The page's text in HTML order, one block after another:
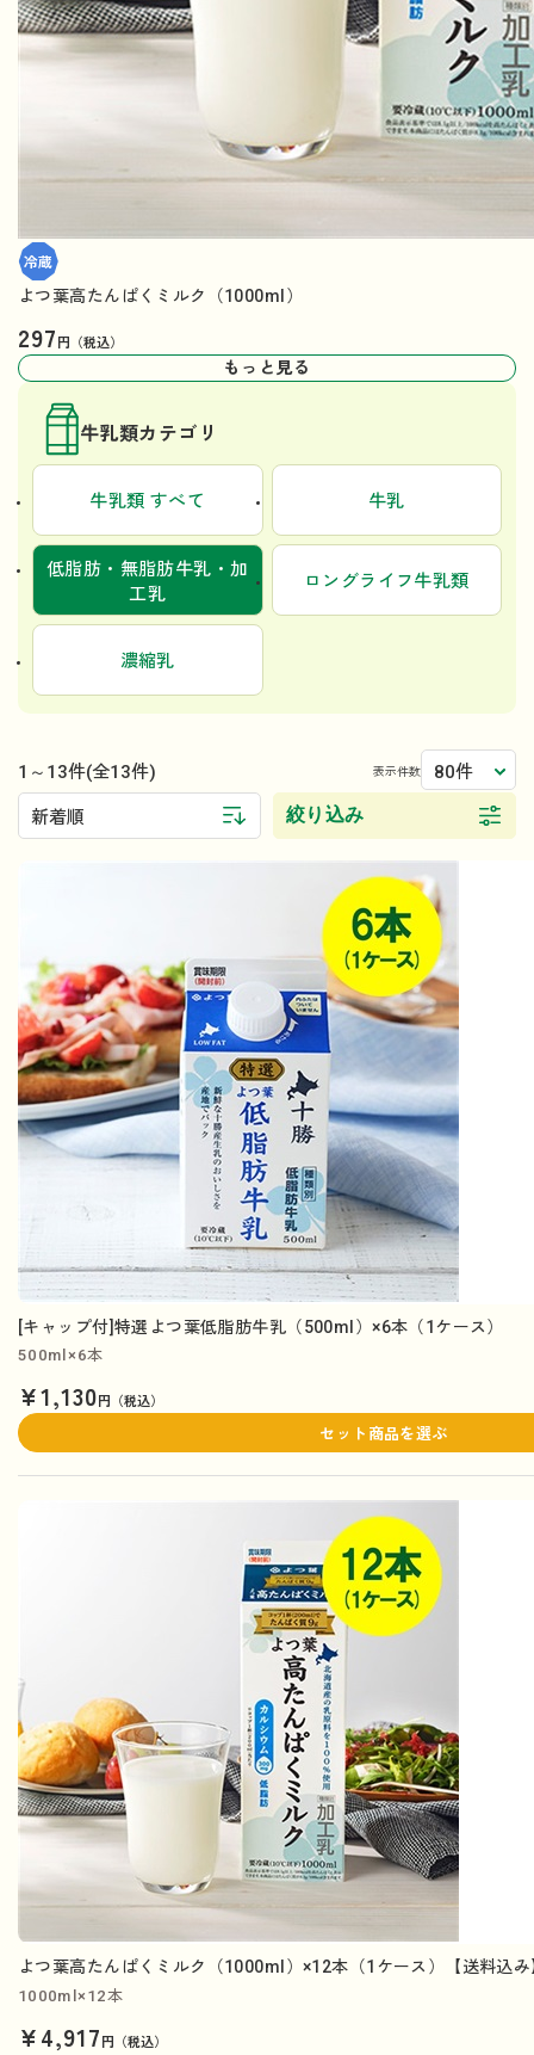
よつ葉高たんぱくミルク（1000ml）
297円（税込）
もっと見る
牛乳類カテゴリ
牛乳類 すべて 牛乳
低脂肪・無脂肪牛乳・加
工乳
ロングライフ牛乳類
濃縮乳
1～13件(全13件) 表示件数 80件
新着順 絞り込み
[キャップ付]特選よつ葉低脂肪牛乳（500ml）×6本（1ケース）
500ml×6本
¥1,130円（税込）
セット商品を選ぶ
よつ葉高たんぱくミルク（1000ml）×12本（1ケース）【送料込み
1000ml×12本
¥4,917円（税込）